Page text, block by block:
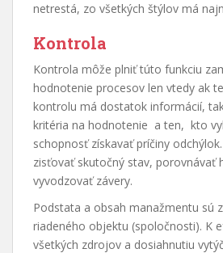
netrestá, zo všetkých štýlov má
Kontrola
Kontrola môže plniť túto funkciu
hodnotenie procesov len vtedy ak
kontrolu má dostatok informácií,
kritéria na hodnotenie a ten, kto
schopnosť získavať príčiny
zisťovať skutočný stav, porovnávať
vyvodzovať závery.
Podstata a obsah manažmentu sú
riadeného objektu (spoločnosti). K
všetkých zdrojov a dosiahnutiu